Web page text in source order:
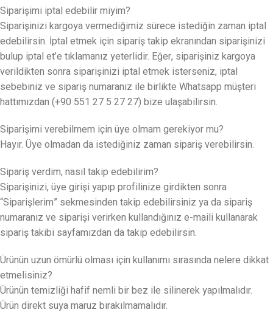
Siparişimi iptal edebilir miyim?
Siparişinizi kargoya vermediğimiz sürece istediğin zaman iptal
edebilirsin. İptal etmek için sipariş takip ekranından siparişinizi
bulup iptal et’e tıklamanız yeterlidir. Eğer, siparişiniz kargoya
verildikten sonra siparişinizi iptal etmek isterseniz, iptal
sebebiniz ve sipariş numaranız ile birlikte Whatsapp müşteri
hattımızdan (+90 551 27 5 27 27) bize ulaşabilirsin.
Siparişimi verebilmem için üye olmam gerekiyor mu?
Hayır. Üye olmadan da istediğiniz zaman sipariş verebilirsin.
Sipariş verdim, nasıl takip edebilirim?
Siparişinizi, üye girişi yapıp profilinize girdikten sonra
“Siparişlerim” sekmesinden takip edebilirsiniz ya da sipariş
numaranız ve siparişi verirken kullandığınız e-maili kullanarak
sipariş takibi sayfamızdan da takip edebilirsin.
Ürünün uzun ömürlü olması için kullanımı sırasında nelere dikkat
etmelisiniz?
Ürünün temizliği hafif nemli bir bez ile silinerek yapılmalıdır.
Ürün direkt suya maruz bırakılmamalıdır.